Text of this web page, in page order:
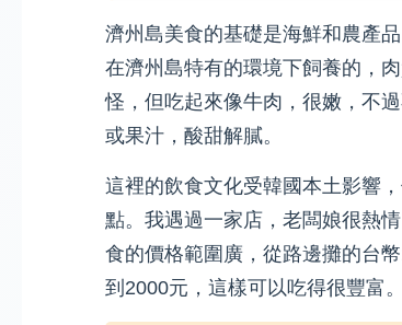
濟州島美食的基礎是海鮮和農產
在濟州島特有的環境下飼養的，
怪，但吃起來像牛肉，很嫩，不
或果汁，酸甜解膩。
這裡的飲食文化受韓國本土影響
點。我遇過一家店，老闆娘很熱
食的價格範圍廣，從路邊攤的台
到2000元，這樣可以吃得很豐富。